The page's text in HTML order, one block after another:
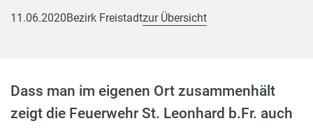
11.06.2020Bezirk Freistadtzur Übersicht
Dass man im eigenen Ort zusammenhält
zeigt die Feuerwehr St. Leonhard b.Fr. auch